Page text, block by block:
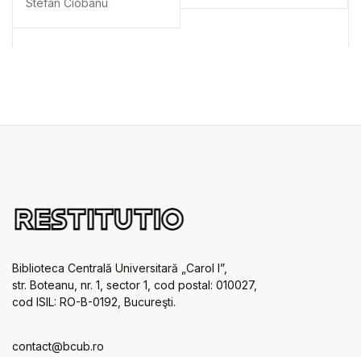
Stefan Ciobanu
Biblioteca Centrală Universitară „Carol I”,
str. Boteanu, nr. 1, sector 1, cod postal: 010027,
cod ISIL: RO-B-0192, Bucureşti.
contact@bcub.ro